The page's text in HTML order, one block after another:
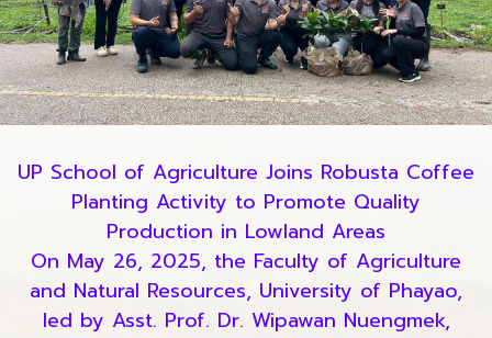
UP School of Agriculture Joins Robusta Coffee
Planting Activity to Promote Quality
Production in Lowland Areas
On May 26, 2025, the Faculty of Agriculture
and Natural Resources, University of Phayao,
led by Asst. Prof. Dr. Wipawan Nuengmek,